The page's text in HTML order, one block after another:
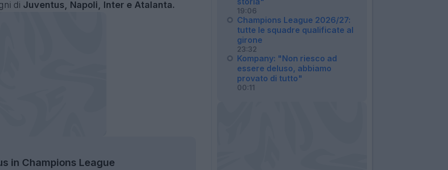
di Juventus, Napoli, Inter e Atalanta.
in Champions League
19:06
Champions League 2026/27:
tutte le squadre qualificate al
girone
23:32
Kompany: "Non riesco ad
essere deluso, abbiamo
provato di tutto"
00:11